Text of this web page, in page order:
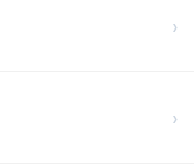
›
›